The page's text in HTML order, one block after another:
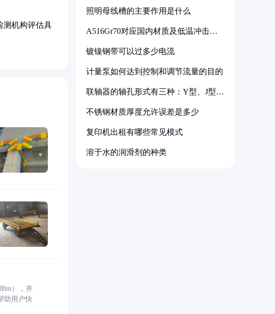
测机构评估具
），并
助用户快
照明母线槽的主要作用是什么
A516Gr70对应国内材质及低温冲击要
镀镍钢带可以过多少电流
计量泵如何达到控制和调节流量的目的
联轴器的轴孔形式有三种：Y型、J型、
不锈钢材质厚度允许误差是多少
复印机出租有哪些常见模式
溶于水的润滑剂的种类